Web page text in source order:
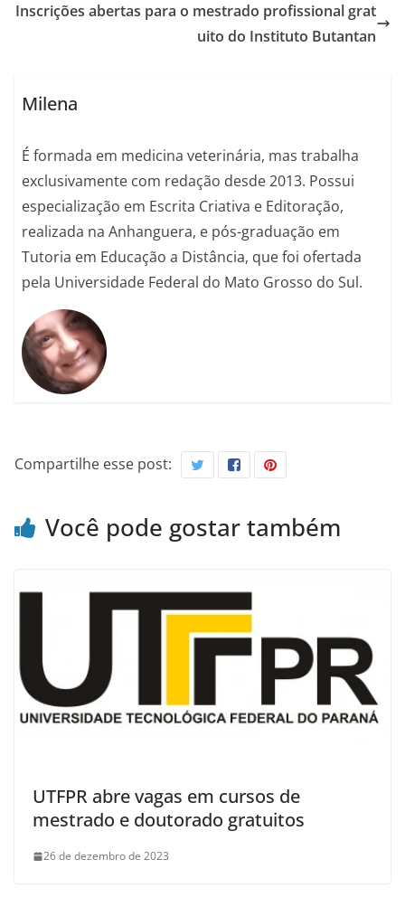
Inscrições abertas para o mestrado profissional grat
uito do Instituto Butantan
Milena
É formada em medicina veterinária, mas trabalha
exclusivamente com redação desde 2013. Possui
especialização em Escrita Criativa e Editoração,
realizada na Anhanguera, e pós-graduação em
Tutoria em Educação a Distância, que foi ofertada
pela Universidade Federal do Mato Grosso do Sul.
Compartilhe esse post:
Você pode gostar também
UTFPR abre vagas em cursos de
mestrado e doutorado gratuitos
26 de dezembro de 2023